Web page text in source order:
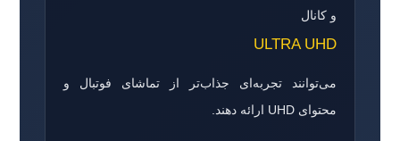
و کانال
ULTRA UHD
می‌توانند تجربه‌ای جذاب‌تر از تماشای فوتبال و
محتوای UHD ارائه دهند.